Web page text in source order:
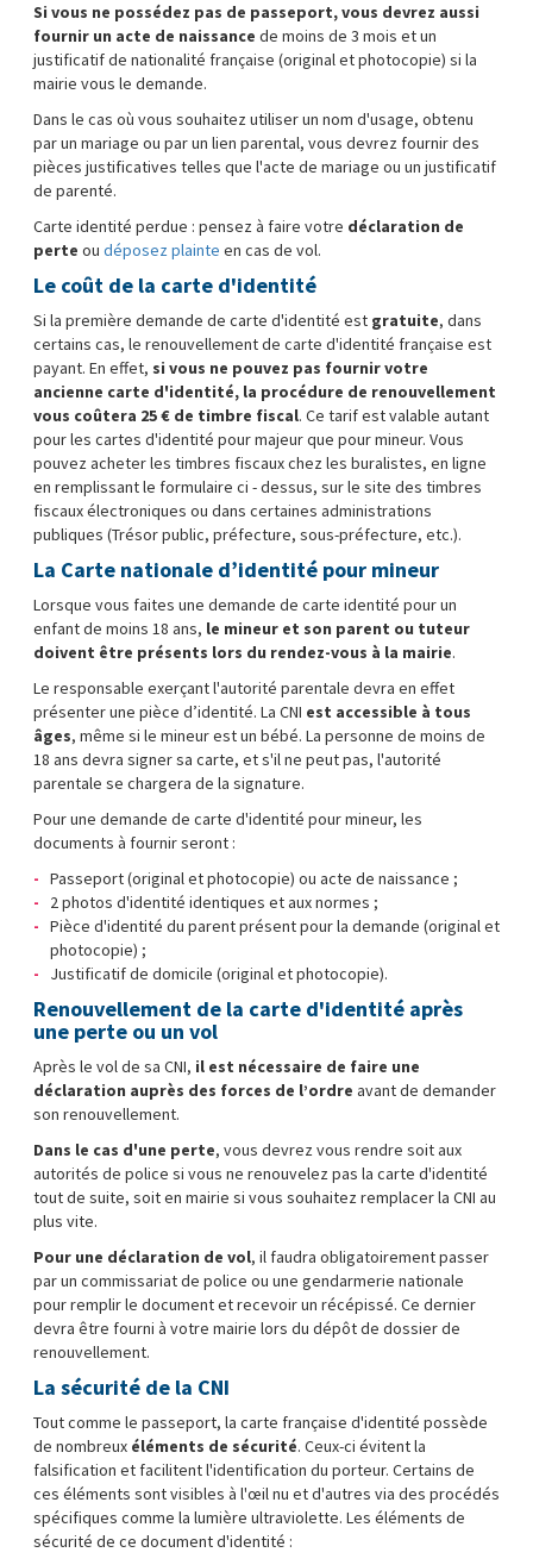
Si vous ne possédez pas de passeport, vous devrez aussi
fournir un acte de naissance de moins de 3 mois et un
justificatif de nationalité française (original et photocopie) si la
mairie vous le demande.
Dans le cas où vous souhaitez utiliser un nom d'usage, obtenu
par un mariage ou par un lien parental, vous devrez fournir des
pièces justificatives telles que l'acte de mariage ou un justificatif
de parenté.
Carte identité perdue : pensez à faire votre déclaration de
perte ou déposez plainte en cas de vol.
Le coût de la carte d'identité
Si la première demande de carte d'identité est gratuite, dans
certains cas, le renouvellement de carte d'identité française est
payant. En effet, si vous ne pouvez pas fournir votre
ancienne carte d'identité, la procédure de renouvellement
vous coûtera 25 € de timbre fiscal. Ce tarif est valable autant
pour les cartes d'identité pour majeur que pour mineur. Vous
pouvez acheter les timbres fiscaux chez les buralistes, en ligne
en remplissant le formulaire ci - dessus, sur le site des timbres
fiscaux électroniques ou dans certaines administrations
publiques (Trésor public, préfecture, sous-préfecture, etc.).
La Carte nationale d’identité pour mineur
Lorsque vous faites une demande de carte identité pour un
enfant de moins 18 ans, le mineur et son parent ou tuteur
doivent être présents lors du rendez-vous à la mairie.
Le responsable exerçant l'autorité parentale devra en effet
présenter une pièce d’identité. La CNI est accessible à tous
âges, même si le mineur est un bébé. La personne de moins de
18 ans devra signer sa carte, et s'il ne peut pas, l'autorité
parentale se chargera de la signature.
Pour une demande de carte d'identité pour mineur, les
documents à fournir seront :
Passeport (original et photocopie) ou acte de naissance ;
2 photos d'identité identiques et aux normes ;
Pièce d'identité du parent présent pour la demande (original et
photocopie) ;
Justificatif de domicile (original et photocopie).
Renouvellement de la carte d'identité après
une perte ou un vol
Après le vol de sa CNI, il est nécessaire de faire une
déclaration auprès des forces de l’ordre avant de demander
son renouvellement.
Dans le cas d'une perte, vous devrez vous rendre soit aux
autorités de police si vous ne renouvelez pas la carte d'identité
tout de suite, soit en mairie si vous souhaitez remplacer la CNI au
plus vite.
Pour une déclaration de vol, il faudra obligatoirement passer
par un commissariat de police ou une gendarmerie nationale
pour remplir le document et recevoir un récépissé. Ce dernier
devra être fourni à votre mairie lors du dépôt de dossier de
renouvellement.
La sécurité de la CNI
Tout comme le passeport, la carte française d'identité possède
de nombreux éléments de sécurité. Ceux-ci évitent la
falsification et facilitent l'identification du porteur. Certains de
ces éléments sont visibles à l'œil nu et d'autres via des procédés
spécifiques comme la lumière ultraviolette. Les éléments de
sécurité de ce document d'identité :